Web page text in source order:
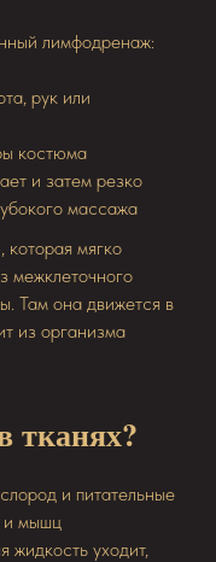
лимфодренаж:
рук или
костюма
и затем резко
массажа
которая мягко
межклеточного
Там она движется в
из организма
тканях?
и питательные
и мышц
уходит,